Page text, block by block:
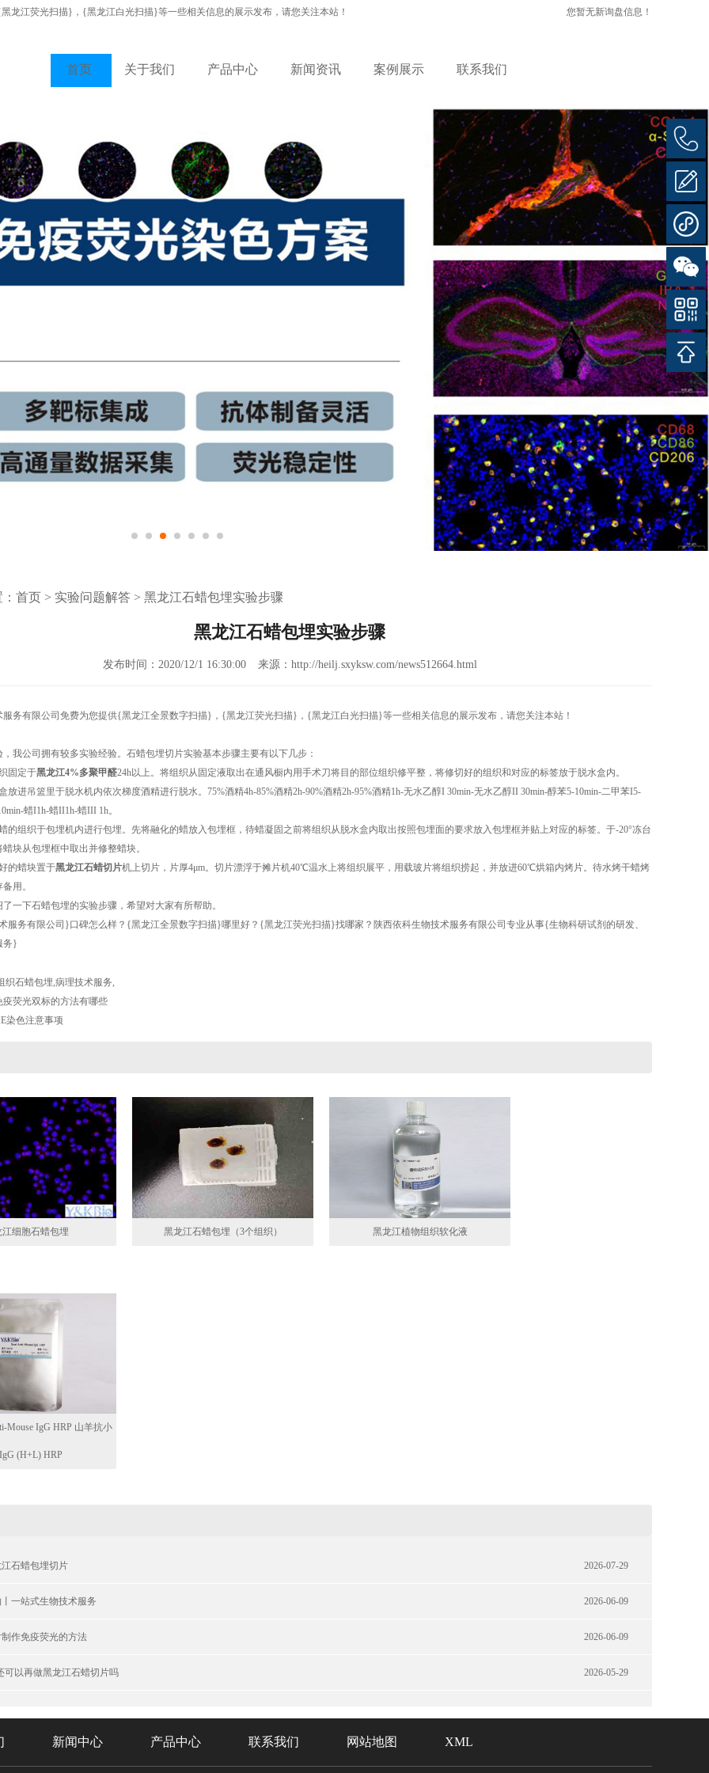
龙江荧光扫描}，{黑龙江白光扫描}等一些相关信息的展示发布，请您关注本站！ 您暂无新询盘信息！
首页 关于我们 产品中心 新闻资讯 案例展示 联系我们
首页 > 实验问题解答 > 黑龙江石蜡包埋实验步骤
黑龙江石蜡包埋实验步骤
发布时间：2020/12/1 16:30:00 来源：http://heilj.sxyksw.com/news512664.html
务有限公司免费为您提供{黑龙江全景数字扫描} ，{黑龙江荧光扫描}，{黑龙江白光扫描}等一些相关信息的展示发布，请您关注本站！
我公司拥有较多实验经验。石蜡包埋切片实验基本步骤主要有以下几步：
固定于黑龙江4%多聚甲醛24h以上。将组织从固定液取出在通风橱内用手术刀将目的部位组织修平整，将修切好的组织和对应的标签放于脱水盒内。
放进吊篮里于脱水机内依次梯度酒精进行脱水。75%酒精4h-85%酒精2h-90%酒精2h-95%酒精1h-无水乙醇I 30min-无水乙醇II 30min-醇苯5-10min-二甲苯I5-
蜡I1h-蜡II1h-蜡III 1h。
的组织于包埋机内进行包埋。先将融化的蜡放入包埋框，待蜡凝固之前将组织从脱水盒内取出按照包埋面的要求放入包埋框并贴上对应的标签。于-20°冻台
块从包埋框中取出并修整蜡块。
的蜡块置于黑龙江石蜡切片机上切片，片厚4μm。切片漂浮于摊片机40℃温水上将组织展平，用载玻片将组织捞起，并放进60℃烘箱内烤片。待水烤干蜡烤
用。
一下石蜡包埋的实验步骤，希望对大家有所帮助。
服务有限公司}口碑怎么样？{黑龙江全景数字扫描}哪里好？{黑龙江荧光扫描}找哪家？陕西依科生物技术服务有限公司专业从事{生物科研试剂的研发、
务}
织石蜡包埋,病理技术服务,
疫荧光双标的方法有哪些
染色注意事项
细胞石蜡包埋 黑龙江石蜡包埋（3个组织） 黑龙江植物组织软化液
Mouse IgG HRP 山羊抗小
(H+L) HRP
石蜡包埋切片 2026-07-29
一站式生物技术服务 2026-06-09
作免疫荧光的方法 2026-06-09
可以再做黑龙江石蜡切片吗 2026-05-29
新闻中心 产品中心 联系我们 网站地图 XML